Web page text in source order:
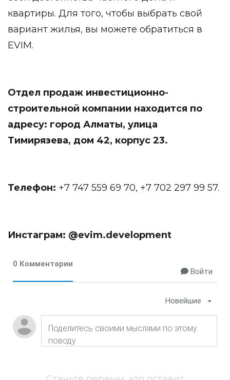
квартиры. Для того, чтобы выбрать свой
вариант жилья, вы можете обратиться в
EVIM.
Отдел продаж инвестиционно-
строительной компании находится по
адресу: город Алматы, улица
Тимирязева, дом 42, корпус 23.
Телефон: +7 747 559 69 70, +7 702 297 99 57.
Инстаграм: @evim.development
0 Комментарии
Войти
Новейшие